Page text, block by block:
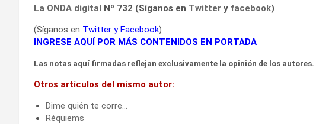
La ONDA digital Nº 732 (Síganos en Twitter y facebook)
(Síganos en Twitter yFacebook)
INGRESE AQUÍ POR MÁS CONTENIDOS EN PORTADA
Las notas aquí firmadas reflejan exclusivamente la opinión de los autores.
Otros artículos del mismo autor:
Dime quién te corre…
Réquiems